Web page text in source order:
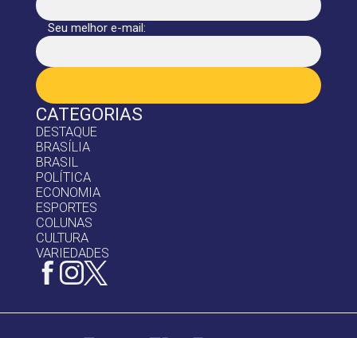
CATEGORIAS
DESTAQUE
BRASÍLIA
BRASIL
POLÍTICA
ECONOMIA
ESPORTES
COLUNAS
CULTURA
VARIEDADES
Seu melhor e-mail: